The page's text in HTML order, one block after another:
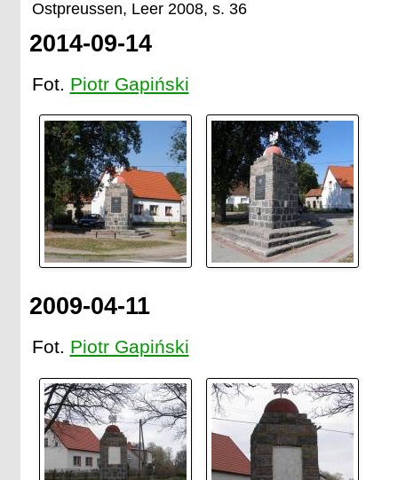
Ostpreussen, Leer 2008, s. 36
2014-09-14
Fot. Piotr Gapiński
2009-04-11
Fot. Piotr Gapiński